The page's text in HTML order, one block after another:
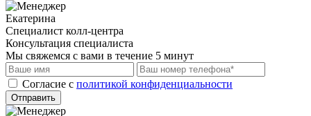
Екатерина
Специалист колл-центра
Консультация специалиста
Мы свяжемся с вами в течение 5 минут
Cогласие с политикой конфиденциальности
Отправить